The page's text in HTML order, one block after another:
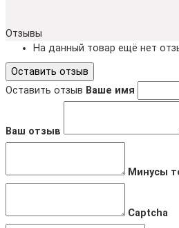
Отзывы
На данный товар ещё нет
Оставить отзыв
Оставить отзыв Ваше имя
Ваш отзыв
Минусы
Captcha